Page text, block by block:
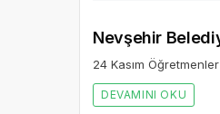
Nevşehir
24 Kasım
DEVAMINI OKU